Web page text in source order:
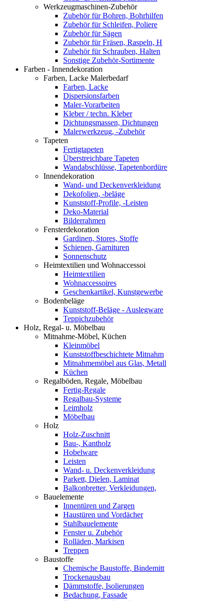
Werkzeugmaschinen-Zubehör
Zubehör für Bohren, Bohrhilfen
Zubehör für Schleifen, Poliere
Zubehör für Sägen
Zubehör für Fräsen, Raspeln, H
Zubehör für Schrauben, Halten
Sonstige Zubehör-Sortimente
Farben - Innendekoration
Farben, Lacke Malerbedarf
Farben, Lacke
Dispersionsfarben
Maler-Vorarbeiten
Kleber / techn. Kleber
Dichtungsmassen, Dichtungen
Malerwerkzeug, -Zubehör
Tapeten
Fertigtapeten
Überstreichbare Tapeten
Wandabschlüsse, Tapetenbordüre
Innendekoration
Wand- und Deckenverkleidung
Dekofolien, -beläge
Kunststoff-Profile, -Leisten
Deko-Material
Bilderrahmen
Fensterdekoration
Gardinen, Stores, Stoffe
Schienen, Garnituren
Sonnenschutz
Heimtextilien und Wohnaccessoi
Heimtextilien
Wohnaccessoires
Geschenkartikel, Kunstgewerbe
Bodenbeläge
Kunststoff-Beläge - Auslegware
Teppichzubehör
Holz, Regal- u. Möbelbau
Mitnahme-Möbel, Küchen
Kleinmöbel
Kunststoffbeschichtete Mitnahm
Mitnahmemöbel aus Glas, Metall
Küchen
Regalböden, Regale, Möbelbau
Fertig-Regale
Regalbau-Systeme
Leimholz
Möbelbau
Holz
Holz-Zuschnitt
Bau-, Kantholz
Hobelware
Leisten
Wand- u. Deckenverkleidung
Parkett, Dielen, Laminat
Balkonbretter, Verkleidungen,
Bauelemente
Innentüren und Zargen
Haustüren und Vordächer
Stahlbauelemente
Fenster u. Zubehör
Rolläden, Markisen
Treppen
Baustoffe
Chemische Baustoffe, Bindemitt
Trockenausbau
Dämmstoffe, Isolierungen
Bedachung, Fassade